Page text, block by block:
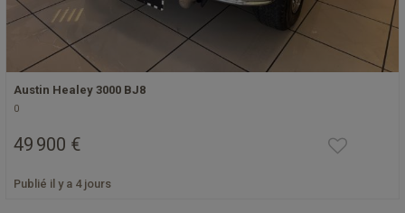
Austin Healey 3000 BJ8
0
49 900 €
Publié il y a 4 jours